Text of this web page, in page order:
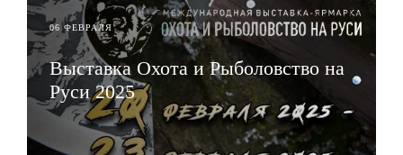
06 ФЕВРАЛЯ
Выставка Охота и Рыболовство на
Руси 2025
ЧИТАТЬ